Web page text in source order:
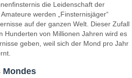
die Leidenschaft der
werden „Finsternisjäger“
auf der ganzen Welt. Dieser Zufall
Hunderten von Millionen Jahren wird es
geben, weil sich der Mond pro Jahr
Mondes